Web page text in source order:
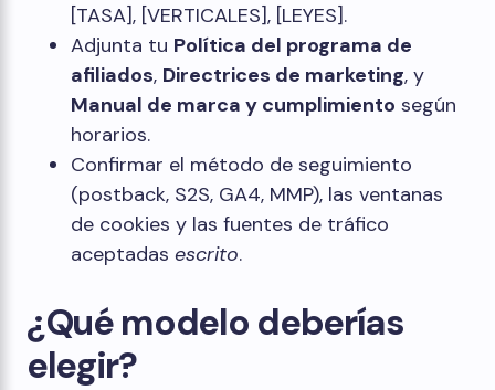
[TASA], [VERTICALES], [LEYES].
Adjunta tu Política del programa de
afiliados, Directrices de marketing, y
Manual de marca y cumplimiento según
horarios.
Confirmar el método de seguimiento
(postback, S2S, GA4, MMP), las ventanas
de cookies y las fuentes de tráfico
aceptadas escrito.
¿Qué modelo deberías
elegir?